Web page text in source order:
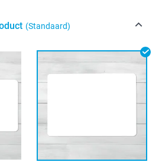
(Standaard)